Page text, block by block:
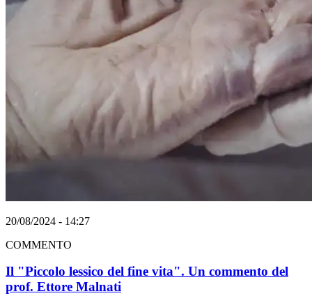
20/08/2024 - 14:27
COMMENTO
Il "Piccolo lessico del fine vita". Un commento del
prof. Ettore Malnati